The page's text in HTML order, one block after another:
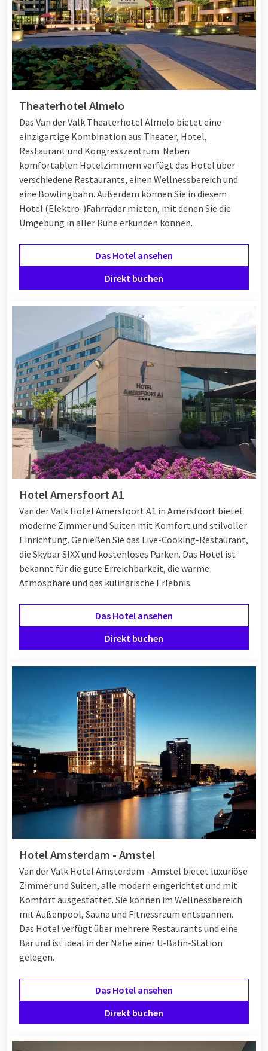
Niederländische Küsteoder in einer Stadt wieBreda
vonAntwerpen: es gibt immer ein passendes Reiseziel. Sehen
Sie sich die
mehrtägige Arrangements
en ontdekken Sie, wie
Sie Ihr Wochenende mit 7 Personen optimal nutzen.
Last-Minute-Wochenendtrip mit 7
Personen
Haben Sie plötzlich ein Wochenende frei mit Freunden oder
Familie? Dann ist einLast-Minute-Wochenende
Personen ist eine perfekte Wahl. Dank der vielen Van der Valk
Hotels in den Niederlanden und Belgien finden Sie immer
einen geeigneten Ort, oft auch mit attraktiven Last-Minute-
Rabatten. Ob Sie sich nun für Entspannung im
Wellnessbereich, eine Radtour durch die Natur oder einen
Stadtspaziergang entscheiden: ein spontaner Aufenthalt mit
7 Personen wird garantiert ein Erfolg.
Van der Valk mit 7 Personen
Bei Van der Valk finden Sie alles, was Sie für einen
komfortablen Aufenthalt mit 7 Personen benötigen. Unsere
Hotels bieten geräumige Zimmer und Suiten, aber auch
Familienzimmer und Verbindungszimmer für zusätzlichen
Komfort. Für größere Gesellschaften gibt es außerdem Säle,
die für Privatessen oder Gruppenaktivitäten eingerichtet
werden können. Nach einem Tag voller Ausflüge genießen Sie
gemeinsam ein Abendessen im Hotelrestaurant und lassen
den Tag in einer stimmungsvollen Hotelbar ausklingen.
Theaterhotel Almelo
Das Van der Valk Theaterhotel Almelo bietet eine
einzigartige Kombination aus Theater, Hotel,
Restaurant und Kongresszentrum. Neben
komfortablen Hotelzimmern verfügt das Hotel über
verschiedene Restaurants, einen Wellnessbereich und
eine Bowlingbahn. Außerdem können Sie in diesem
Hotel (Elektro-)Fahrräder mieten, mit denen Sie die
Umgebung in aller Ruhe erkunden können.
Das Hotel ansehen
Direkt buchen
Hotel Amersfoort A1
Van der Valk Hotel Amersfoort A1 in Amersfoort bietet
moderne Zimmer und Suiten mit Komfort und stilvoller
Einrichtung. Genießen Sie das Live-Cooking-Restaurant,
die Skybar SIXX und kostenloses Parken. Das Hotel ist
bekannt für die gute Erreichbarkeit, die warme
Atmosphäre und das kulinarische Erlebnis.
Das Hotel ansehen
Direkt buchen
Hotel Amsterdam - Amstel
Van der Valk Hotel Amsterdam - Amstel bietet luxuriöse
Zimmer und Suiten, alle modern eingerichtet und mit
Komfort ausgestattet. Sie können im Wellnessbereich
mit Außenpool, Sauna und Fitnessraum entspannen.
Das Hotel verfügt über mehrere Restaurants und eine
Bar und ist ideal in der Nähe einer U-Bahn-Station
gelegen.
Das Hotel ansehen
Direkt buchen